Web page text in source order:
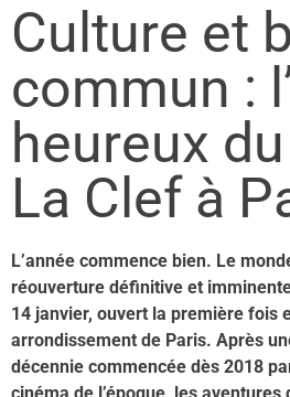
Culture et
commun :
heureux
La Clef à
L’année commence bien. Le
réouverture définitive et
14 janvier, ouvert la première fois
arrondissement de Paris. Après
décennie commencée dès 2018